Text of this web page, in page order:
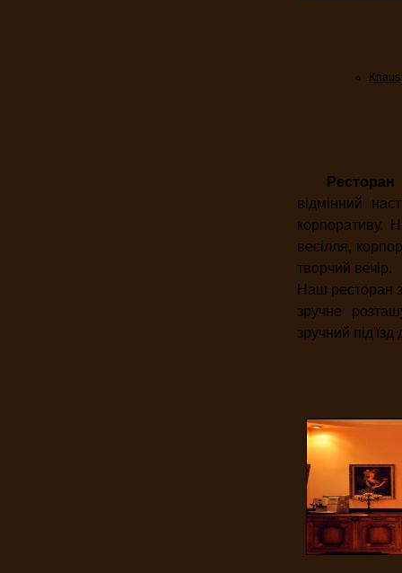
Knaus
Ресторан
відмінний
корпоративу.
весілля,
творчий вечір.
Наш ресторан
зручне
зручний